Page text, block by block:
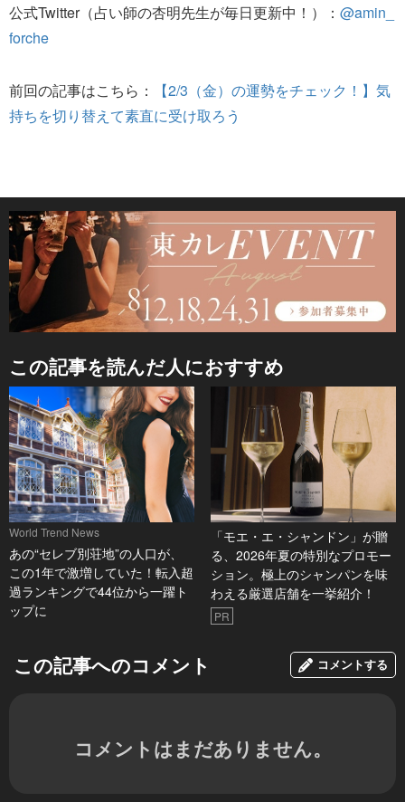
公式Twitter（占い師の杏明先生が毎日更新中！）： @amin_
forche
前回の記事はこちら：
【2/3（金）の運勢をチェック！】気
持ちを切り替えて素直に受け取ろう
この記事を読んだ人におすすめ
World Trend News
あの“セレブ別荘地”の人口が、
この1年で激増していた！転入超
過ランキングで44位から一躍ト
ップに
「モエ・エ・シャンドン」が贈
る、2026年夏の特別なプロモー
ション。極上のシャンパンを味
わえる厳選店舗を一挙紹介！
PR
この記事へのコメント コメントする
コメントはまだありません。